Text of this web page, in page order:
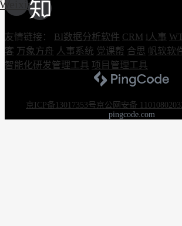
Weixin
友情链接： BI数据分析软件 CRM i人事
客 万象方舟 人事系统 党课帮 合思 帆软软
智能化研发管理工具 项目管理工具
京ICP备13017353号京公网安备
pingcode.com